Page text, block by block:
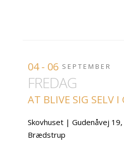
04 - 06 SEPTEMBER
FREDAG
AT BLIVE SIG SELV I
Skovhuset | Gudenåvej 19,
Brædstrup